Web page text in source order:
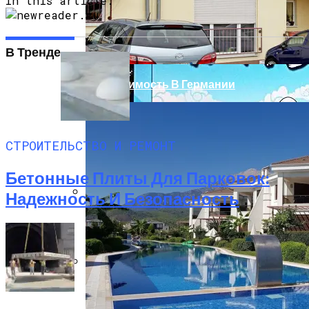
Бетонные Сваи: Особенности
Применения И Устройство
Восстанавливающее Мозг
Посещение Развлекательных Сайтов В
Рабочее Время
Недвижимость В Германии
В Тренде
СТРОИТЕЛЬСТВО И РЕМОНТ
Бетонные Плиты Для Парковок:
Надежность И Безопасность